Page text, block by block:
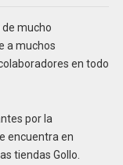
de mucho
a muchos
en todo
por la
encuentra en
tiendas Gollo.